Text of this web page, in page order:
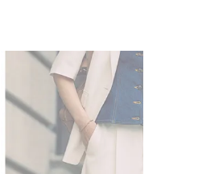
WEDDING Jun, 30, 2026
【一生ものジュエリー】1つでも
存在感が際立つ！ポメラートの
「トゥギャザー」シリーズに注
目 | CLASSY.[クラッシィ]